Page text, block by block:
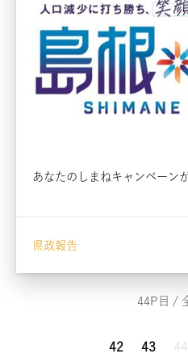
あなたのしまねキャンペーン
県政報告
44P目 /
42 43